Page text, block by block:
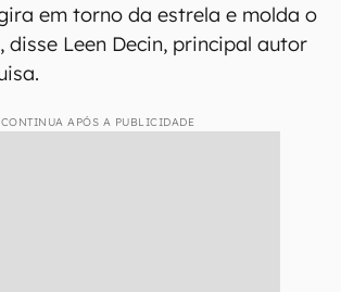
em torno da estrela e molda o
disse Leen Decin, principal autor
CONTINUA APÓS A PUBLICIDADE